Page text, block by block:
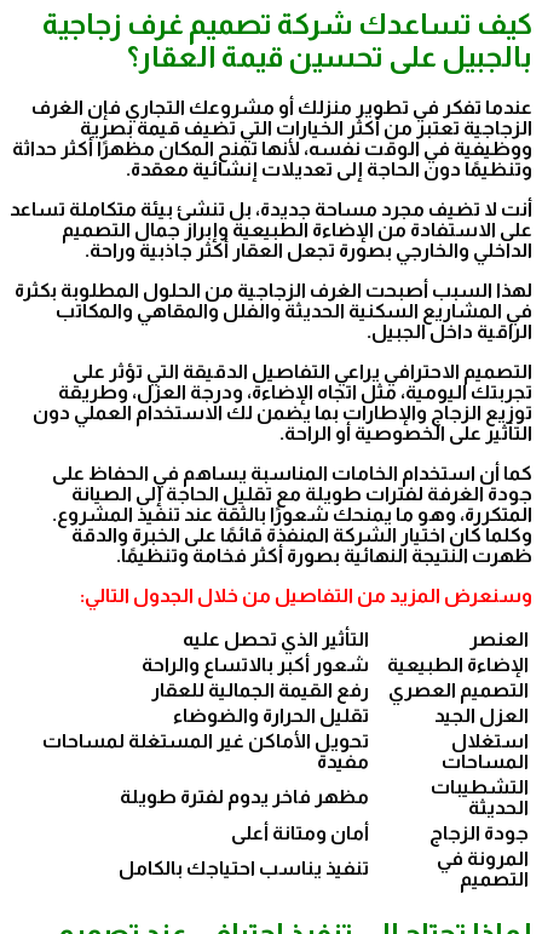
كيف تساعدك شركة تصميم غرف زجاجية
بالجبيل على تحسين قيمة العقار؟
عندما تفكر في تطوير منزلك أو مشروعك التجاري فإن الغرف
الزجاجية تعتبر من أكثر الخيارات التي تضيف قيمة بصرية
ووظيفية في الوقت نفسه، لأنها تمنح المكان مظهرًا أكثر حداثة
وتنظيمًا دون الحاجة إلى تعديلات إنشائية معقدة.
أنت لا تضيف مجرد مساحة جديدة، بل تنشئ بيئة متكاملة تساعد
على الاستفادة من الإضاءة الطبيعية وإبراز جمال التصميم
الداخلي والخارجي بصورة تجعل العقار أكثر جاذبية وراحة.
لهذا السبب أصبحت الغرف الزجاجية من الحلول المطلوبة بكثرة
في المشاريع السكنية الحديثة والفلل والمقاهي والمكاتب
الراقية داخل الجبيل.
التصميم الاحترافي يراعي التفاصيل الدقيقة التي تؤثر على
تجربتك اليومية، مثل اتجاه الإضاءة، ودرجة العزل، وطريقة
توزيع الزجاج والإطارات بما يضمن لك الاستخدام العملي دون
التأثير على الخصوصية أو الراحة.
كما أن استخدام الخامات المناسبة يساهم في الحفاظ على
جودة الغرفة لفترات طويلة مع تقليل الحاجة إلى الصيانة
المتكررة، وهو ما يمنحك شعورًا بالثقة عند تنفيذ المشروع.
وكلما كان اختيار الشركة المنفذة قائمًا على الخبرة والدقة
ظهرت النتيجة النهائية بصورة أكثر فخامة وتنظيمًا.
وسنعرض المزيد من التفاصيل من خلال الجدول التالي:
العنصر
التأثير الذي تحصل عليه
الإضاءة الطبيعية
شعور أكبر بالاتساع والراحة
التصميم العصري
رفع القيمة الجمالية للعقار
العزل الجيد
تقليل الحرارة والضوضاء
استغلال
المساحات
تحويل الأماكن غير المستغلة لمساحات
مفيدة
التشطيبات
الحديثة
مظهر فاخر يدوم لفترة طويلة
جودة الزجاج
أمان ومتانة أعلى
المرونة في
التصميم
تنفيذ يناسب احتياجك بالكامل